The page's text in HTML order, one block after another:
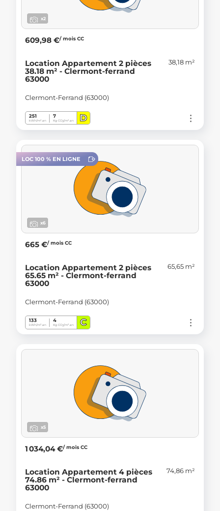
x2
609,98 €/ mois CC
Location Appartement 2 pièces
38.18 m² - Clermont-ferrand
63000
38,18 m²
Clermont-Ferrand (63000)
251
kWh/m².an
7
Kg CO2/m².an D
LOC 100 % EN LIGNE
x6
665 €/ mois CC
Location Appartement 2 pièces
65.65 m² - Clermont-ferrand
63000
65,65 m²
Clermont-Ferrand (63000)
133
kWh/m².an
4
Kg CO2/m².an C
x5
1 034,04 €/ mois CC
Location Appartement 4 pièces
74.86 m² - Clermont-ferrand
63000
74,86 m²
Clermont-Ferrand (63000)